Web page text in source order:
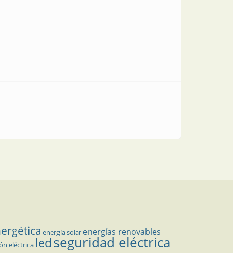
energía solar energías renovables
eléctrica ledseguridad eléctrica